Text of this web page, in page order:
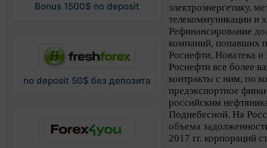
Bonus 1500$ no deposit
no deposit 50$ без депозита
электроэнергетику,
телекоммуникации и
Рефинансирование
компаний, попавших
Роснефти, Новатека
Роснефти все более
контракты с ним, по
предэкспортное
российским
Поднебесной. На
объема
2017 гг. корпораций